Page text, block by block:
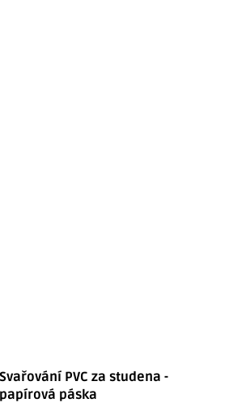
Svařování PVC za studena -
papírová páska